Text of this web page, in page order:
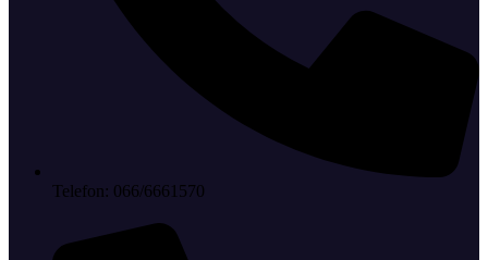
Telefon: 066/6661570